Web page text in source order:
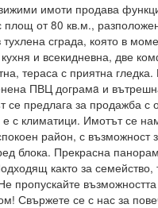
имоти продава
площ от 80 кв.м.,
сграда, която в
и всекидневна, две
тераса с приятна
ПВЦ дограмa и
се предлага за продажба с
с климатици. Имотът се
район, с възможност
блока. Прекрасна
както за семейство,
пропускайте
Свържете се с нас за